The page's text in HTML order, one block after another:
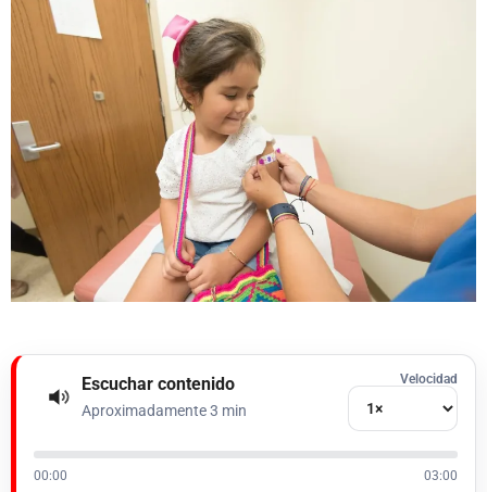
Escuchar contenido
Aproximadamente 3 min
Velocidad
00:00 03:00